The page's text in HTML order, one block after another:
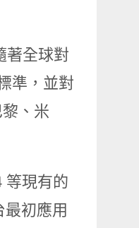
著全球對
準，並對
、米
等現有的
初應用